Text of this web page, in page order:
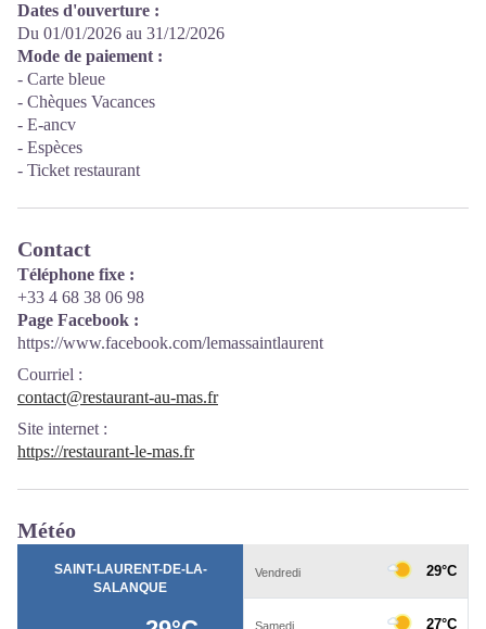
Dates d'ouverture :
Du 01/01/2026 au 31/12/2026
Mode de paiement :
- Carte bleue
- Chèques Vacances
- E-ancv
- Espèces
- Ticket restaurant
Contact
Téléphone fixe :
+33 4 68 38 06 98
Page Facebook :
https://www.facebook.com/lemassaintlaurent
Courriel :
contact@restaurant-au-mas.fr
Site internet :
https://restaurant-le-mas.fr
Météo